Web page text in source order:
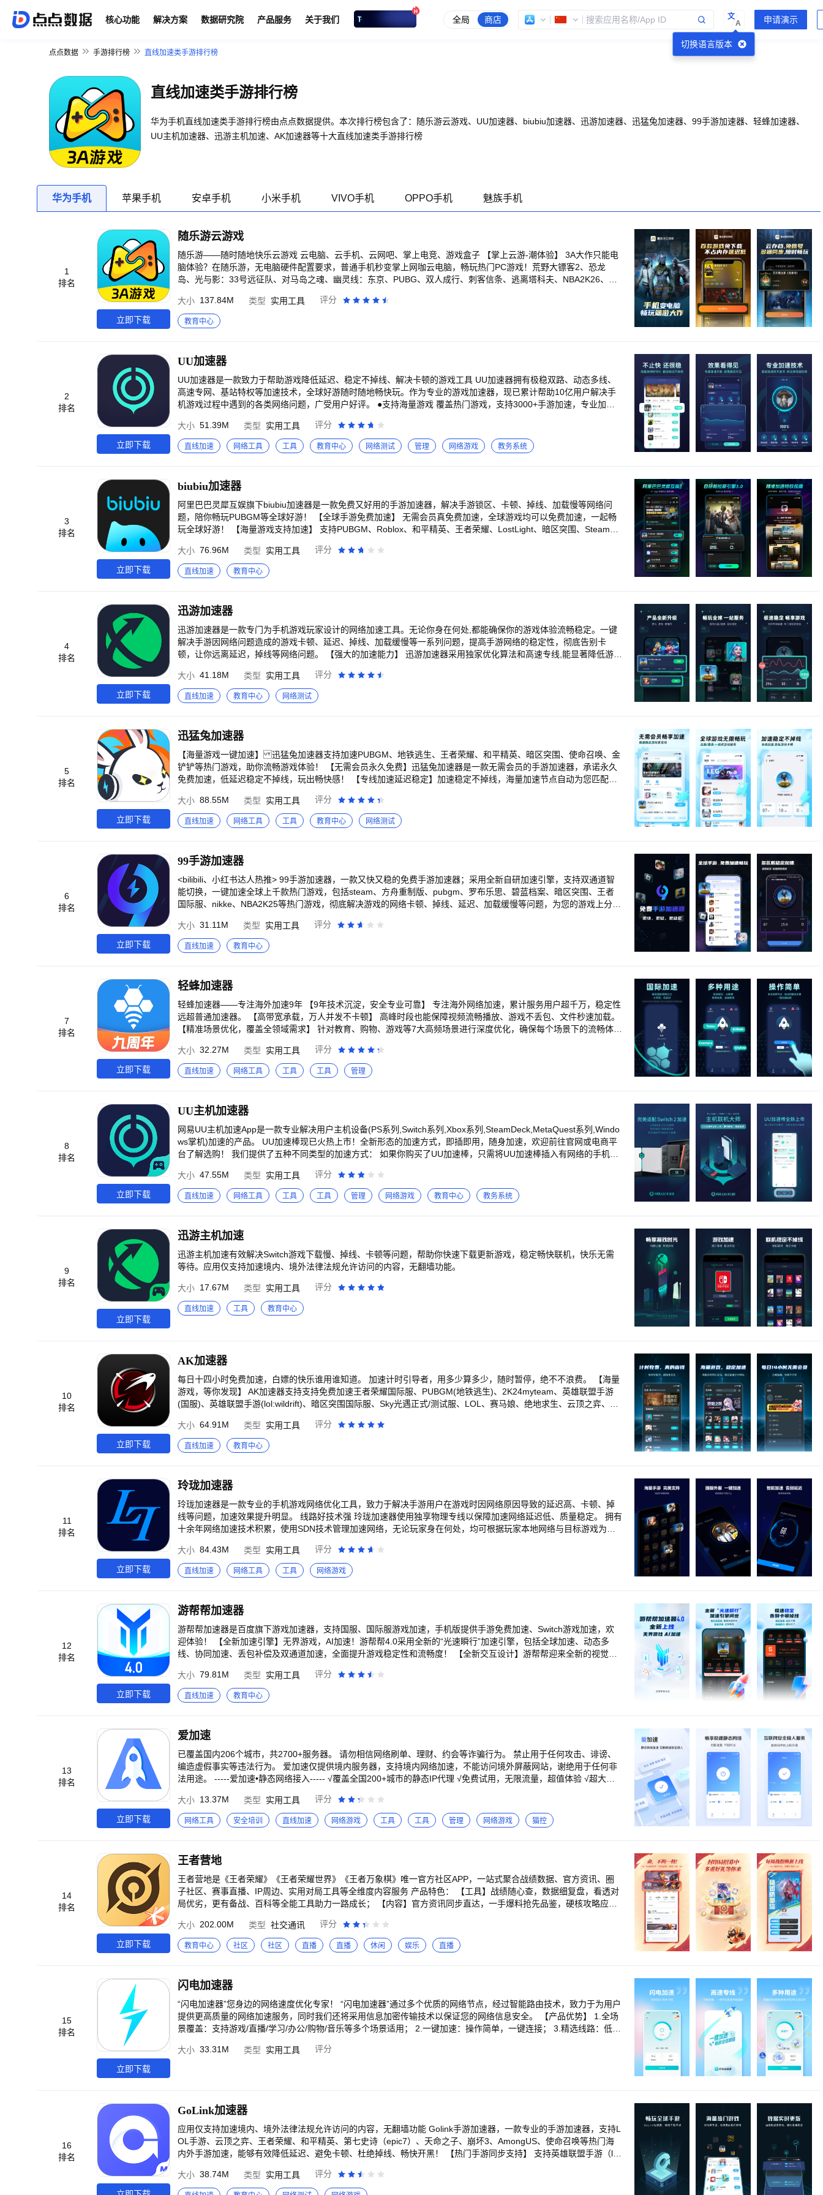
核心功能 解决方案 数据研究院 产品服务 关于我们 全局 商店
切换语言版本
文
A
点点数据 手游排行榜 直线加速类手游排行榜
直线加速类手游排行榜
华为手机直线加速类手游排行榜由点点数据提供。本次排行榜包含了：随乐游云游戏、UU加速器、biubiu加速器、迅游加速器、迅猛兔加速器、99手游加速器、轻蜂加速器、
UU主机加速器、迅游主机加速、AK加速器等十大直线加速类手游排行榜
华为手机 苹果手机 安卓手机 小米手机 VIVO手机 OPPO手机 魅族手机
1
排名
立即下载
随乐游云游戏
随乐游——随时随地快乐云游戏 云电脑、云手机、云网吧、掌上电竞、游戏盒子 【掌上云游-潮体验】 3A大作只能电
脑体验？在随乐游，无电脑硬件配置要求，普通手机秒变掌上网咖云电脑，畅玩热门PC游戏！荒野大镖客2、恐龙
岛、光与影：33号远征队、对马岛之魂、幽灵线：东京、PUBG、双人成行、刺客信条、逃离塔科夫、NBA2K26、地
戏还需要下载？你OUT了！在随乐游，游戏免下载、免安装、免更新！任何时间任何地点，秒启游戏！千款游戏一键
畅玩，菜鸡也能变王者 【免费体验，福利多】 新用户注册就送免费时长，更有每日免费时长签到领，领取您的专属云
电脑！接力房直播全新上线，双人联机免排队，多人在线互动，带上你的小伙伴一起体验吧！ 【手机适配，易上手】
您的个性定制需求。 【云端存档，尽兴玩】 随乐游云游戏平台自带云存档功能，结束游戏后自动为您同步云端存档，
让您随时随地接续游戏体验，无需重头再来。
大小 137.84M 类型 实用工具 评分
教育中心
2
排名
立即下载
UU加速器
UU加速器是一款致力于帮助游戏降低延迟、稳定不掉线、解决卡顿的游戏工具 UU加速器拥有极稳双路、动态多线、
高速专网、基站特权等加速技术，全球好游随时随地畅快玩。作为专业的游戏加速器，现已累计帮助10亿用户解决手
机游戏过程中遇到的各类网络问题，广受用户好评。 ●支持海量游戏 覆盖热门游戏，支持3000+手游加速，专业加速
档案、萤火突击、明日之后等游戏一键加速，高玩的选择，你游戏的助手，体验游戏快感。同时还支持Steam、Epic等
免费加速，手机端也可以轻松查价、快捷入库。 ●降低游戏延迟（lag-free） UU加速器能智能选路、降低延迟，断线
重连、防止卡顿。 ●稳定操作体验 UU加速器作为一款专业的游戏加速器，由优质游戏专线支持。保障各种游戏连接登
线：UU自研加速技术，实时匹配优 高速专网：自建互联专网，保障延迟低，电竞必备 基站特权：运营商专属服务，
优先通行UU数据请求 4G/5G特权加速：UU专属物理通道，地铁/巴士随时随地轻松玩 ●品牌保障 网易UU加速器是由
网易公司出品，属于网易UU品牌下的新产品，专门针对手机网络优化，属于手游加速器。基于网易公司28年技术沉
淀，强力保障您的游戏流畅稳定。 ●支持机型 网易UU加速器支持和适配各种机型，助您在大屏设备上体验游戏加速后
飞一般的快感。 UU仅支持加速境内、境外的游戏及相关内容，无翻墙功能，均在法律法规允许的范围内，请合理使
尽最大努力为各位友友改善产品体验，欢迎各类建议吐槽~ UU官网：http://uu.163.com
大小 51.39M 类型 实用工具 评分
直线加速 网络工具 工具 教育中心 网络测试 管理 网络游戏 教务系统
3
排名
立即下载
biubiu加速器
阿里巴巴灵犀互娱旗下biubiu加速器是一款免费又好用的手游加速器，解决手游锁区、卡顿、掉线、加载慢等网络问
题，陪你畅玩PUBGM等全球好游！ 【全球手游免费加速】 无需会员真免费加速，全球游戏均可以免费加速，一起畅
玩全球好游！ 【海量游戏支持加速】 支持PUBGM、Roblox、和平精英、王者荣耀、LostLight、暗区突围、Steam移
·低延迟】 稳定低延迟，极速不掉线！biubiu拥有海量网络加速节点，自研专业的加速引擎，能自动选择最佳线路，享
受“biu～”一般的游戏体验！同时支持超长时间游戏加速状态，持久稳定不掉线！ 【多个区服无碍加速】 覆盖海外多个
区服的加速节点，支持国际服、欧美服、亚服、日韩服、港澳台服、东南亚服等海外区服的手游加速，与海外玩家组
o，我们可以加速更多，只要您在biubiu内“申请本地游戏加速”，不管是多小众的游戏，一定全力满足您的游玩及加速
需求！ 【支持手机加速Switch】 下载与联机都支持。手机加速，无需插件，随开随用；高速下载，专线支撑，无需等
待；NAT优化，稳定联机，告别掉线 应用仅支持加速境内、境外法律法规允许访问的内容，无翻墙功能或类似表述
————————————— 【联系我们】 使用过程中有任何问题或建议，欢迎联系我们，我们会认真聆听每一条反
馈！ 官方群：837433455 官网：http://www.biubiu001.com/
大小 76.96M 类型 实用工具 评分
直线加速 教育中心
4
排名
立即下载
迅游加速器
迅游加速器是一款专门为手机游戏玩家设计的网络加速工具。无论你身在何处,都能确保你的游戏体验流畅稳定。一键
解决手游因网络问题造成的游戏卡顿、延迟、掉线、加载缓慢等一系列问题，提高手游网络的稳定性，彻底告别卡
顿，让你远离延迟，掉线等网络问题。 【强大的加速能力】 迅游加速器采用独家优化算法和高速专线,能显著降低游戏
适配并支持3000多款热门手游,包括支持使命召唤战区、PUBGM、DNF韩服、王者荣耀国际服、绝地求生、和平精
英、地铁逃生、鹅鸭杀手游，暗区突围国际服、代号鸢、咒术回战、碧蓝档案、蛋仔派对、第五人格、飞机大厨、宝
可梦大集结、战地手游、瓦罗兰特手游、剑灵2、英雄联盟手游、云顶之弈手游！星际战甲国际服、炉石传说国际服、
夜鸦、瓦罗兰特手游、八方旅人、符文大地传说、AmongUS、游戏王、方舟生存进化、黎明杀机、公主连结、荒野乱
斗、狂野飙车9等游戏加速,让你在任何游戏中都能一键加速,尽情畅玩。 【稳定可靠的连接】 迅游采用双线路并发技
术,即使在网络不佳的情况下,也能稳定连接,杜绝卡顿掉线的烦恼。即便在地铁等信号弱的环境中,也能流畅游戏。 【智
能化加速体验】 迅游能实时监测网络状况,智能选择最优加速线路,让你无需任何设置就能一键获得最优加速效果。
【全平台适配】 不论是iOS、Android还是主机等其他平台,迅游都能提供完美优化,保证各种设备上的游戏体验。 迅游
路上的小伙伴,畅快无忧地掌控游戏节奏。 迅游加速器官网：https://www.xunyou.mobi/#/ 应用仅支持加速境内、境外
法律法规允许访问的内容，无翻墙功能或类似表述
大小 41.18M 类型 实用工具 评分
直线加速 教育中心 网络测试
5
排名
立即下载
迅猛兔加速器
【海量游戏一键加速】 迅猛兔加速器支持加速PUBGM、地铁逃生、王者荣耀、和平精英、暗区突围、使命召唤、金
铲铲等热门游戏，助你流畅游戏体验！ 【无需会员永久免费】迅猛兔加速器是一款无需会员的手游加速器，承诺永久
免费加速，低延迟稳定不掉线，玩出畅快感！ 【专线加速延迟稳定】加速稳定不掉线，海量加速节点自动为您匹配最
通过WIFI+4G双通道只能切换，让您在地铁/公交上也能流畅对局 应用仅支持加速境内、境外法律法规允许访问的内
容，无翻墙功能
大小 88.55M 类型 实用工具 评分
直线加速 网络工具 工具 教育中心 网络测试
6
排名
立即下载
99手游加速器
<bilibili、小红书达人热推> 99手游加速器，一款又快又稳的免费手游加速器；采用全新自研加速引擎，支持双通道智
能切换，一键加速全球上千款热门游戏，包括steam、方舟重制版、pubgm、罗布乐思、碧蓝档案、暗区突围、王者
国际服、nikke、NBA2K25等热门游戏，彻底解决游戏的网络卡顿、掉线、延迟、加载缓慢等问题，为您的游戏上分保
思、暗区突围、NBA2K25、炉石传说国际服、胜利女神妮姬国际服、碧蓝档案、宝可梦大集结等数千款热门游戏的一
键加速！为玩家提供稳定的网络加速服务！ 【多区服线路选择智能加速】 99手游加速器覆盖海外多个区服的加速节
点，支持国际服、欧美服、亚服、日韩服、港澳台服、东南亚服等海外区服的手游加速，稳定低延迟，流畅不掉线，
游戏延迟、掉线、丢包等问题，强力保障您游戏的流畅运行！ 【适配多元化游戏定制加速】 现有支持包括谷歌游戏、
网易游戏、steam社区、taptap、好游快爆、4399游戏盒、腾讯手游、米哈游等海量游戏加速，赶紧下载体验吧~ -----
温馨提示----- 1、应用仅支持加速境内、境外法律法规允许访问的内容，无翻墙功能或类似表述 2、如需加速本机已安
装游戏，需要开启“读取已安装应用列表”的权限。 3、如遇到不能加速的游戏，可以产品内提交，99团队会及时反馈并
适配。 4、如遇问题，可进入我的——“联系客服”咨询或“问题反馈”处提交问题，我们会第一时间处理并回复。
大小 31.11M 类型 实用工具 评分
直线加速 教育中心
7
排名
立即下载
轻蜂加速器
轻蜂加速器——专注海外加速9年 【9年技术沉淀，安全专业可靠】 专注海外网络加速，累计服务用户超千万，稳定性
远超普通加速器。 【高带宽承载，万人并发不卡顿】 高峰时段也能保障视频流畅播放、游戏不丢包、文件秒速加载。
【精准场景优化，覆盖全领域需求】 针对教育、购物、游戏等7大高频场景进行深度优化，确保每个场景下的流畅体
境电商快人一步 优化电商平台访问路径，页面加载速度提升n倍！ 3、外服游戏：低延迟畅玩全球 专为国际服定制加
速通道，轻松征服海外服战场！ 4、跨国办公：高效协同无国界 一键解锁代码仓库、跨国会议等，提升远程办公效
率！ 5、国际金融：毫秒级响应，抢占交易先机 金融级安全通道，绝不因网速错失交易时机！ 6、娱乐资讯：解锁全
空官网，出行准备效率翻倍！ 【特别提醒】 轻蜂仅支持大陆地区可以访问的海外网络加速，请勿做非法用途。 【订阅
选项】 订阅周期：连续包月（30天自动续费）。 续订：华为订阅会在到期前24小时内扣费，扣费成功后订阅周期顺延
一个订阅周期。 取消续订：如需取消续订，请在当前订阅周期到期前24小时以前，手动在华为“设置”>“帐号中心”>“付
款与账单”>“自动续费/免密支付”中管理订阅。 订阅续费说明：https://qfacc.cn/auto_renew/ 【联系我们】 微信公众
号：轻蜂
大小 32.27M 类型 实用工具 评分
直线加速 网络工具 工具 工具 管理
8
排名
立即下载
UU主机加速器
网易UU主机加速App是一款专业解决用户主机设备(PS系列,Switch系列,Xbox系列,SteamDeck,MetaQuest系列,Windo
ws掌机)加速的产品。 UU加速棒现已火热上市！全新形态的加速方式，即插即用，随身加速，欢迎前往官网或电商平
台了解选购！ 我们提供了五种不同类型的加速方式： 如果你购买了UU加速棒，只需将UU加速棒插入有网络的手机，
成绑定后即可进行加速！ 在SteamDeck上，只需三步即可安装UU插件，摆脱硬件束缚，随时随地进行SteamDeck联
机。 在户外或者是商场，你可以使用手机加速Switch功能，利用手机热点或者是Wi-Fi，让你畅享Switch游戏的联机加
速。 用手机连接对应路由器的Wi-Fi后，即可安装路由器插件，解决主机游戏过程中遇到的各类网络问题，达到稳定的
大小 47.55M 类型 实用工具 评分
直线加速 网络工具 工具 工具 管理 网络游戏 教育中心 教务系统
9
排名
立即下载
迅游主机加速
迅游主机加速有效解决Switch游戏下载慢、掉线、卡顿等问题，帮助你快速下载更新游戏，稳定畅快联机，快乐无需
等待。应用仅支持加速境内、境外法律法规允许访问的内容，无翻墙功能。
大小 17.67M 类型 实用工具 评分
直线加速 工具 教育中心
10
排名
立即下载
AK加速器
每日十四小时免费加速，白嫖的快乐谁用谁知道。 加速计时引导者，用多少算多少，随时暂停，绝不不浪费。 【海量
游戏，等你发现】 AK加速器支持支持免费加速王者荣耀国际服、PUBGM(地铁逃生)、2K24myteam、英雄联盟手游
(国服)、英雄联盟手游(lol:wildrift)、暗区突围国际服、Sky光遇正式/测试服、LOL、赛马娘、绝地求生、云顶之弈、Ap
t、蛋仔派对、Roblox、公主连接、元梦之星、FGO、宝可梦大集结、战地手游、瓦罗兰特手游、剑灵2、英雄联盟手
游(lol:wildrift)、云顶之弈等热门游戏 并持续保持热门游戏更新，专业运营团队实时抓取游戏信息，保障热门游戏随时
开玩。 【新游推荐及时更新】 新游上线通过全方位推送提供及时信息，新游不再错过。支持PUBGM、王者国际服、
娘、pubg2暗黑破坏神不朽、apex手游、二之国、全境封锁手游、战地手游、瓦罗兰特手游、绝地求生刺激战场全球
服、使命召唤手游全球服、八方旅人、符文大地传说、AmongUS、游戏王、方舟生存进化、黎明杀机、公主连接、冒
险岛M、地球末日生存、Teon中文版、剑灵:革命、战争机器人、地牢猎手5、FIFA、ironforce、世界计划、多彩舞
台、第七史诗（epic7）、和平精英全球服、堡垒之夜、fgo、影之诗、失落龙约黑色沙漠、文明重启全球服、荒野乱
斗、狂野飙车9等游戏加速！ 【技术傍身，加速不累】 AK是一款专门针对移动端游戏的加速产品，支持上千款游戏加
电竞模式，支持游戏网络加速，为玩家提供稳定、流畅、完美的游戏体验。 联系我们： 使用过程中有任何问题交易，
请直接联系我们！ *本加速器的加速功能仅针对游戏使用，无法访问海外网站。
大小 64.91M 类型 实用工具 评分
直线加速 教育中心
11
排名
立即下载
玲珑加速器
玲珑加速器是一款专业的手机游戏网络优化工具，致力于解决手游用户在游戏时因网络原因导致的延迟高、卡顿、掉
线等问题，加速效果提升明显。 线路好技术强 玲珑加速器使用独享物理专线以保障加速网络延迟低、质量稳定。 拥有
十余年网络加速技术积累，使用SDN技术管理加速网络，无论玩家身在何处，均可根据玩家本地网络与目标游戏为用
王者荣耀、绝地求生：刺激战场、和平精英、英雄联盟手游LOLM、钢铁力量、传说对决、穿越火线等海量手游。 支
持一键加速，为用户提供pubgm、王者荣耀等各类游戏的下载加速服务，方便用户快速进入游戏。 应用仅支持加速境
内、境外法律法规允许访问的内容，无翻墙功能。
大小 84.43M 类型 实用工具 评分
直线加速 网络工具 工具 网络游戏
12
排名
立即下载
游帮帮加速器
游帮帮加速器是百度旗下游戏加速器，支持国服、国际服游戏加速，手机版提供手游免费加速、Switch游戏加速，欢
迎体验！ 【全新加速引擎】无界游戏，AI加速！游帮帮4.0采用全新的“光速瞬行”加速引擎，包括全球加速、动态多
线、协同加速、丢包补偿及双通道加速，全面提升游戏稳定性和流畅度！ 【全新交互设计】游帮帮迎来全新的视觉体
能机器人功能上线，支持攻略查询、游戏推荐，还能生成精美的游戏同人图片，让你的游戏体验更加丰富多彩。 【全
新游戏工具】游戏必备工具、翻译球、游戏周边商城等新功能集结，提供一站式游戏服务，助你畅玩全球热门游戏。
【热门手游加速】全球手游一键加速，支持PUBG绝地求生、王者荣耀国际服、Roblox、Brawlstars荒野乱斗、第七史
功能优化，无需路由，通过手机随时随地加速你的Switch，畅游任天堂游戏，如喷射战士3、任天堂Sports、宝可梦朱
紫、糖豆人、马里奥赛车8等。 【海量游戏库】支持Steam、地铁逃生、王权之忆、夜鸦、鹅鸭杀、香肠派对、明日之
后、传奇4、天堂W、AoV、使命召唤、文明重启、云顶之弈、万国觉醒、哈利波特、对峙2等热门游戏加速！ 【二次
元专属优化】特别针对崩坏星穹铁道国际服、赛马娘、原神、代号鸢、游戏王决斗联盟、二之国、白夜极光、Cytus、
艾希、碧蓝航线、公主连结、FateGO、碧蓝幻想、明日方舟、少女前线等二次元游戏进行专属优化！ 【MOBA游戏加
示：使用中遇到问题别着急，通过APP内“帮助与反馈”进行反馈吧。（本产品为使用VPN技术的游戏加速产品，不提供
“翻墙”服务）
大小 79.81M 类型 实用工具 评分
直线加速 教育中心
13
排名
立即下载
爱加速
已覆盖国内206个城市，共2700+服务器。 请勿相信网络刷单、理财、约会等诈骗行为。 禁止用于任何攻击、诽谤、
编造虚假事实等违法行为。 爱加速仅提供境内服务器，支持境内网络加速，不能访问境外屏蔽网站，谢绝用于任何非
法用途。 -----爱加速•静态网络接入----- √覆盖全国200+城市的静态IP代理 √免费试用，无限流量，超值体验 √超大带
理），提供境内的网络加速服务。 静态IP服务器支持稳定连接，拥有2700+不同地区的境内服务器（静态IP地址）为
您提供网络安全接入服务。 保护手机网络，屏蔽恶意广告，网络安全与速度尽在掌握。 -----产品特点----- 【高速】爱
加速在全国200+城市拥有2700+服务器，单设备可用带宽为10-30Mbps 【免费】免费提供静态网络（静态IP代理）安
改变与保护设备网络，降低网络游戏延迟，加速网页浏览，视频聊天不再卡顿。 【便捷】无需配置，一键连接，因为
专业，所以简单！界面简洁，清晰明了，一键切换稳定不断线的静态网络地址（静态IP地址），2700+代理IP服务器轻
松选择。 【安全】爱加速采用AES-256密码学加密，保护您的网络数据传输，有效保护ARP攻击、DNS篡改等网络攻
击，隔离风险WiFi，保护手机网络，屏蔽恶意广告。没有人可以监控或窃取您的网络数据，预防个人信息泄露。 ----联
系我们---- 爱加速的客服提供专业的问题咨询和解答，全年无休。
大小 13.37M 类型 实用工具 评分
网络工具 安全培训 直线加速 网络游戏 工具 工具 管理 网络游戏 猫控
14
排名
立即下载
王者营地
王者营地是《王者荣耀》《王者荣耀世界》《王者万象棋》唯一官方社区APP，一站式聚合战绩数据、官方资讯、圈
子社区、赛事直播、IP周边、实用对局工具等全维度内容服务 产品特色： 【工具】战绩随心查，数据细复盘，看透对
局优劣，更有备战、百科等全能工具助力一路成长； 【内容】官方资讯同步直达，一手爆料抢先品鉴，硬核攻略应有
与搭子们的精彩高光片段，专属荣耀时刻尽数珍藏； 【赛事】赛事内容整合服务，覆盖赛程查询、高清直播、观赛互
动、现场购票全流程； 【营地AI】覆盖智能检索、实时互动、深度战绩分析，随问随答陪你冲 还有更多精彩宝藏等你
发现，尽在《王者营地》！
大小 202.00M 类型 社交通讯 评分
教育中心 社区 社区 直播 直播 休闲 娱乐 直播
15
排名
立即下载
闪电加速器
“闪电加速器”您身边的网络速度优化专家！ “闪电加速器”通过多个优质的网络节点，经过智能路由技术，致力于为用户
提供更高质量的网络加速服务，同时我们还将采用信息加密传输技术以保证您的网络信息安全。 【产品优势】 1.全场
景覆盖：支持游戏/直播/学习/办公/购物/音乐等多个场景适用； 2.一键加速：操作简单，一键连接； 3.精选线路：低延
国大陆地区)能访问及合规的网站进行加速，请勿做非法用途。 联系邮箱：tuzhoukeji@163.com
大小 33.31M 类型 实用工具 评分
16
排名
GoLink加速器
应用仅支持加速境内、境外法律法规允许访问的内容，无翻墙功能 Golink手游加速器，一款专业的手游加速器，支持L
OL手游、云顶之弈、王者荣耀、和平精英、第七史诗（epic7）、天命之子、崩坏3、AmongUS、使命召唤等热门海
内外手游加速，能够有效降低延迟、避免卡顿、杜绝掉线、畅快开黑！ 【热门手游同步支持】 支持英雄联盟手游（lo
分配专属节点，WIFI/4G随心切换，网路零束缚，超神快人一步，上分之路无后顾之忧！ 【支持加速多区服】 支持欧
服、美服、亚服、日韩服、港澳台服、东南亚服、国际服等海外区服加速，与海外玩家轻松联机，玩转海量手游！ 联
大小 38.74M 类型 实用工具 评分